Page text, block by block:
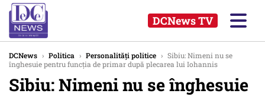
DCNews TV
DCNews › Politica › Personalități politice › Sibiu: Nimeni nu se
înghesuie pentru funcția de primar după plecarea lui Iohannis
Sibiu: Nimeni nu se înghesuie